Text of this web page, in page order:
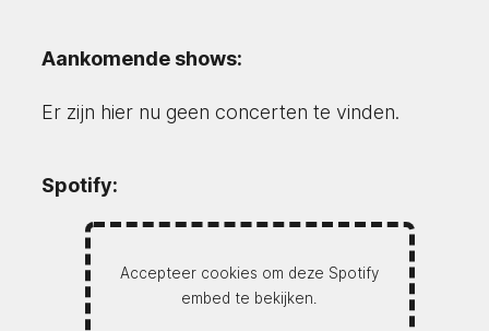
Aankomende shows:
Er zijn hier nu geen concerten te vinden.
Spotify:
Accepteer cookies om deze Spotify
embed te bekijken.